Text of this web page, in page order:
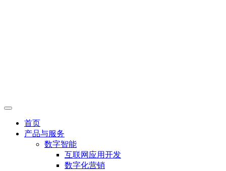
首页
产品与服务
数字智能
互联网应用开发
数字化营销